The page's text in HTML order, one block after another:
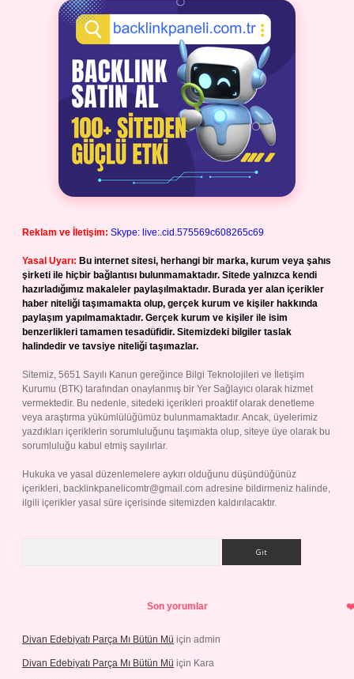
Reklam ve İletişim: Skype: live:.cid.575569c608265c69
Yasal Uyarı: Bu internet sitesi, herhangi bir marka, kurum veya şahıs
şirketi ile hiçbir bağlantısı bulunmamaktadır. Sitede yalnızca kendi
hazırladığımız makaleler paylaşılmaktadır. Burada yer alan içerikler
haber niteliği taşımamakta olup, gerçek kurum ve kişiler hakkında
paylaşım yapılmamaktadır. Gerçek kurum ve kişiler ile isim
benzerlikleri tamamen tesadüfidir. Sitemizdeki bilgiler taslak
halindedir ve tavsiye niteliği taşımazlar.
Sitemiz, 5651 Sayılı Kanun gereğince Bilgi Teknolojileri ve İletişim
Kurumu (BTK) tarafından onaylanmış bir Yer Sağlayıcı olarak hizmet
vermektedir. Bu nedenle, sitedeki içerikleri proaktif olarak denetleme
veya araştırma yükümlülüğümüz bulunmamaktadır. Ancak, üyelerimiz
yazdıkları içeriklerin sorumluluğunu taşımakta olup, siteye üye olarak bu
sorumluluğu kabul etmiş sayılırlar.
Hukuka ve yasal düzenlemelere aykırı olduğunu düşündüğünüz
içerikleri, backlinkpanelicomtr@gmail.com adresine bildirmeniz halinde,
ilgili içerikler yasal süre içerisinde sitemizden kaldırılacaktır.
Son yorumlar
Divan Edebiyatı Parça Mı Bütün Mü için admin
Divan Edebiyatı Parça Mı Bütün Mü için Kara